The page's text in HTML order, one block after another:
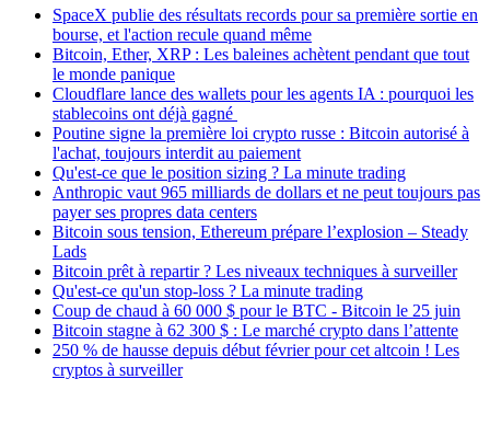
SpaceX publie des résultats records pour sa première sortie en
bourse, et l'action recule quand même
Bitcoin, Ether, XRP : Les baleines achètent pendant que tout
le monde panique
Cloudflare lance des wallets pour les agents IA : pourquoi les
stablecoins ont déjà gagné
Poutine signe la première loi crypto russe : Bitcoin autorisé à
l'achat, toujours interdit au paiement
Qu'est-ce que le position sizing ? La minute trading
Anthropic vaut 965 milliards de dollars et ne peut toujours pas
payer ses propres data centers
Bitcoin sous tension, Ethereum prépare l’explosion – Steady
Lads
Bitcoin prêt à repartir ? Les niveaux techniques à surveiller
Qu'est-ce qu'un stop-loss ? La minute trading
Coup de chaud à 60 000 $ pour le BTC - Bitcoin le 25 juin
Bitcoin stagne à 62 300 $ : Le marché crypto dans l’attente
250 % de hausse depuis début février pour cet altcoin ! Les
cryptos à surveiller